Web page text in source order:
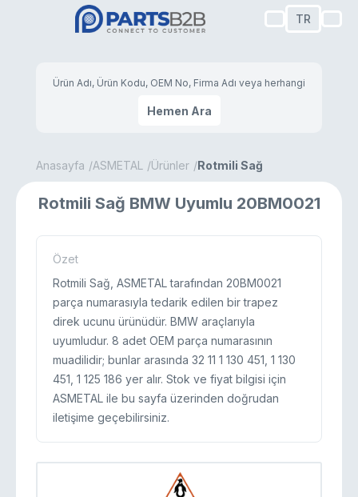
TR
Hemen Ara
Anasayfa ASMETAL Ürünler Rotmili Sağ
Rotmili Sağ BMW Uyumlu 20BM0021
Özet
Rotmili Sağ, ASMETAL tarafından 20BM0021
parça numarasıyla tedarik edilen bir trapez
direk ucunu ürünüdür. BMW araçlarıyla
uyumludur. 8 adet OEM parça numarasının
muadilidir; bunlar arasında 32 11 1 130 451, 1 130
451, 1 125 186 yer alır. Stok ve fiyat bilgisi için
ASMETAL ile bu sayfa üzerinden doğrudan
iletişime geçebilirsiniz.